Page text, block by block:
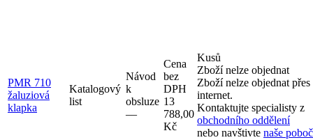
PMR 710
žaluziová
klapka
Katalogový
list
Návod
k
obsluze
–⁠–⁠
Cena
bez
DPH
13
788,00
Kč
Kusů
Zboží nelze objednat
Zboží nelze objednat přes
internet.
Kontaktujte specialisty z
obchodního oddělení
nebo navštivte naše